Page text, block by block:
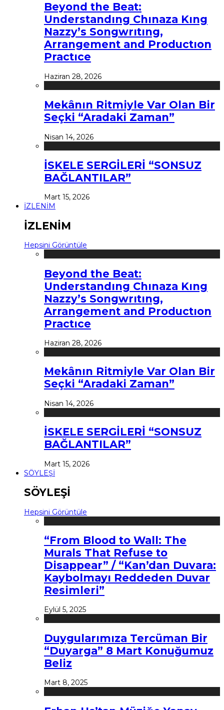
Beyond the Beat:
Understandıng Chınaza Kıng
Nazzy’s Songwrıtıng,
Arrangement and Productıon
Practıce
Haziran 28, 2026
Mekânın Ritmiyle Var Olan Bir
Seçki “Aradaki Zaman”
Nisan 14, 2026
İSKELE SERGİLERİ “SONSUZ
BAĞLANTILAR”
Mart 15, 2026
İZLENİM
İZLENİM
Hepsini Görüntüle
Beyond the Beat:
Understandıng Chınaza Kıng
Nazzy’s Songwrıtıng,
Arrangement and Productıon
Practıce
Haziran 28, 2026
Mekânın Ritmiyle Var Olan Bir
Seçki “Aradaki Zaman”
Nisan 14, 2026
İSKELE SERGİLERİ “SONSUZ
BAĞLANTILAR”
Mart 15, 2026
SÖYLEŞİ
SÖYLEŞİ
Hepsini Görüntüle
“From Blood to Wall: The
Murals That Refuse to
Disappear” / “Kan’dan Duvara:
Kaybolmayı Reddeden Duvar
Resimleri”
Eylül 5, 2025
Duygularımıza Tercüman Bir
“Duyarga” 8 Mart Konuğumuz
Beliz
Mart 8, 2025